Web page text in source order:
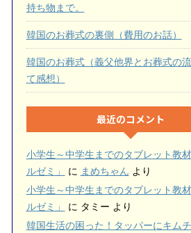
持ち物まで。
韓国のお葬式の裏側（費用のお話）
韓国のお葬式（義父他界とお葬式の
て感想）
最近のコメント
小学生～中学生までのタブレット教
ルゼミ」
に まめちゃん より
小学生～中学生までのタブレット教
ルゼミ」
に タミー より
韓国生活の困った！タッパーにキム